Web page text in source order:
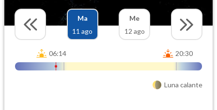
Ma
11 ago
Me
12 ago
06:14 20:30
Luna calante